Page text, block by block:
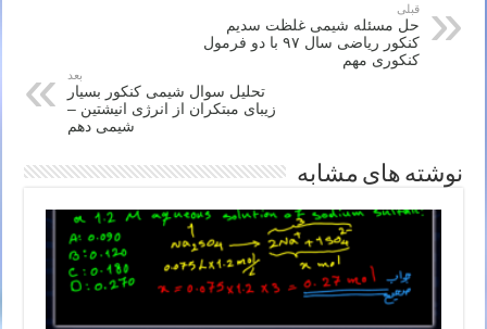
قبلی
حل مسئله شیمی غلظت سدیم
کنکور ریاضی سال ۹۷ با دو فرمول
کنکوری مهم
بعد
تحلیل سوال شیمی کنکور بسیار
زیبای مبتکران از انرژی انیشتین –
شیمی دهم
نوشته های مشابه